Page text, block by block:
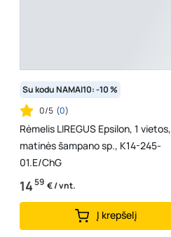
Su kodu NAMAI10: -10 %
0/5 (0)
Rėmelis LIREGUS Epsilon, 1 vietos,
matinės šampano sp., K14-245-
01.E/ChG
1459 € / vnt.
Į krepšelį